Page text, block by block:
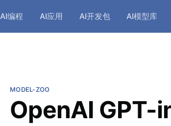
AI编程 AI应用 AI开发包 AI模型库
MODEL-ZOO
OpenAI GPT-